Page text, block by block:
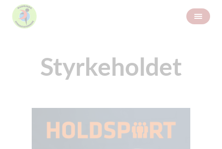
Styrkeholdet